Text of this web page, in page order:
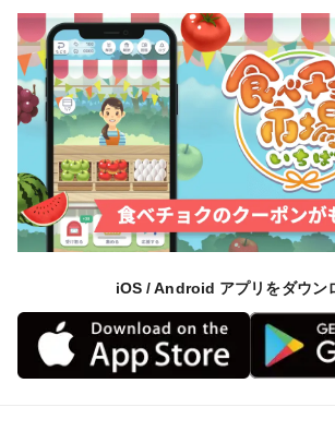
iOS / Android アプリをダウン